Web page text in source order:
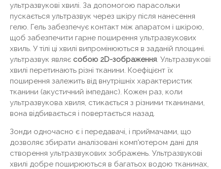
ультразвукові хвилі. За допомогою парасольки
пускається ультразвук через шкіру після нанесення
гелю. Гель забезпечує контакт між апаратом і шкірою,
щоб забезпечити гарне поширення ультразвукових
хвиль. У тілі ці хвилі випромінюються в заданій площині.
ультразвук являє собою 2D-зображення. Ультразвукові
хвилі перетинають різні тканини. Коефіцієнт їх
поширення залежить від внутрішніх характеристик
тканини (акустичний імпеданс). Кожен раз, коли
ультразвукова хвиля, стикається з різними тканинами,
вона відбивається і повертається назад.
Зонди одночасно є і передавачі, і приймачами, що
дозволяє збирати аналізовані комп'ютером дані для
створення ультразвукових зображень. Ультразвукові
хвилі добре поширюються в багатьох водою тканинах,